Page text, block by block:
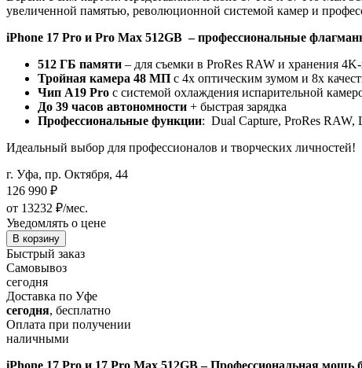
увеличенной памятью, революционной системой камер и
iPhone 17 Pro и Pro Max 512GB – профессиональные
512 ГБ памяти – для съемки в ProRes RAW и хранения
Тройная камера 48 МП с 4x оптическим зумом и 8x
Чип A19 Pro с системой охлаждения испарительной
До 39 часов автономности + быстрая зарядка
Профессиональные функции: Dual Capture, ProRes RAW,
Идеальный выбор для профессионалов и творческих личностей!
г. Уфа, пр. Октября, 44
126 990 ₽
от 13232 ₽/мес.
Уведомлять о цене
В корзину
Быстрый заказ
Самовывоз
сегодня
Доставка по Уфе
сегодня, бесплатно
Оплата при получении
наличными
iPhone 17 Pro и 17 Pro Max 512GB – Профессиональная мощь